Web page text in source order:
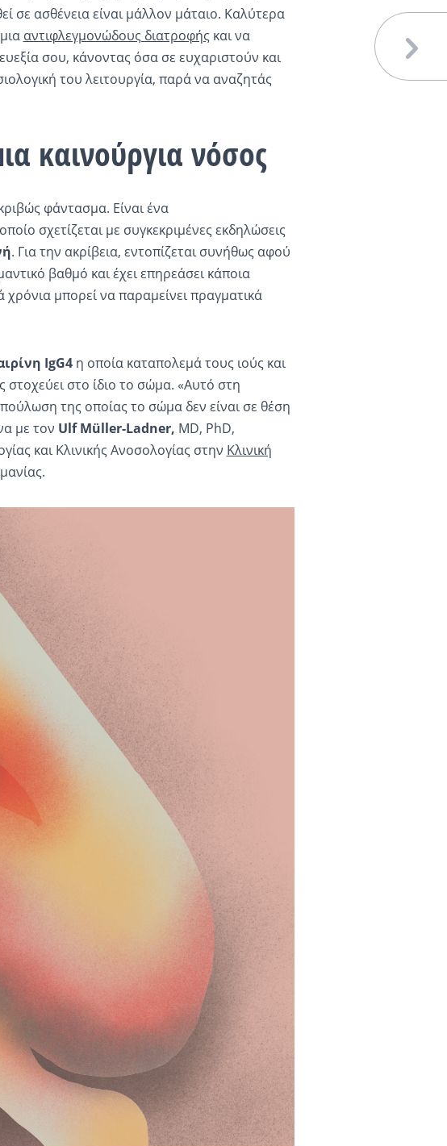
σε ασθένεια είναι μάλλον μάταιο. Καλύτερα
αντιφλεγμονώδους διατροφής και να
σου, κάνοντας όσα σε ευχαριστούν και
του λειτουργία, παρά να αναζητάς
καινούργια νόσος
φάντασμα. Είναι ένα
σχετίζεται με συγκεκριμένες εκδηλώσεις
. Για την ακρίβεια, εντοπίζεται συνήθως αφού
βαθμό και έχει επηρεάσει κάποια
μπορεί να παραμείνει πραγματικά
IgG4η οποία καταπολεμά τους ιούς και
στο ίδιο το σώμα. «Αυτό στη
της οποίας το σώμα δεν είναι σε θέση
με τον Ulf Müller-Ladner, MD, PhD,
και Κλινικής Ανοσολογίας στην Κλινική